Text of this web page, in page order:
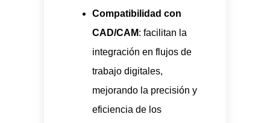
Compatibilidad con
CAD/CAM: facilitan la
integración en flujos de
trabajo digitales,
mejorando la precisión y
eficiencia de los